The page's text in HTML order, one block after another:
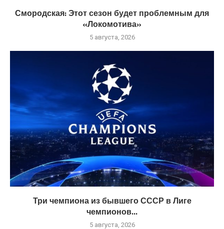
Смородская: Этот сезон будет проблемным для
«Локомотива»
5 августа, 2026
Три чемпиона из бывшего СССР в Лиге
чемпионов...
5 августа, 2026